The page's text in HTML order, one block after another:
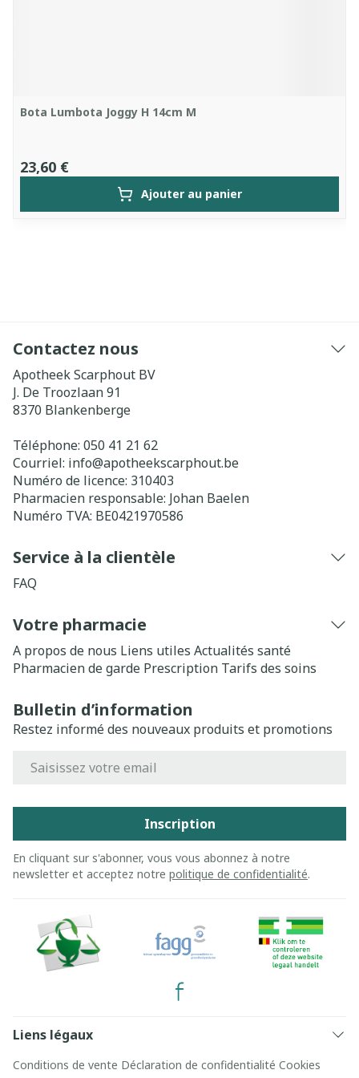
Bota Lumbota Joggy H 14cm M
23,60 €
Ajouter au panier
Contactez nous
Apotheek Scarphout BV
J. De Troozlaan 91
8370 Blankenberge
Téléphone: 050 41 21 62
Courriel: info@apotheekscarphout.be
Numéro de licence: 310403
Pharmacien responsable: Johan Baelen
Numéro TVA: BE0421970586
Service à la clientèle
FAQ
Votre pharmacie
A propos de nous Liens utiles Actualités santé
Pharmacien de garde Prescription Tarifs des soins
Bulletin d’information
Restez informé des nouveaux produits et promotions
Inscription
En cliquant sur s'abonner, vous vous abonnez à notre
newsletter et acceptez notre politique de confidentialité.
Liens légaux
Conditions de vente Déclaration de confidentialité Cookies